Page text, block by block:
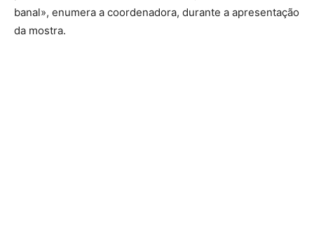
banal», enumera a coordenadora, durante a apresentação
da mostra.